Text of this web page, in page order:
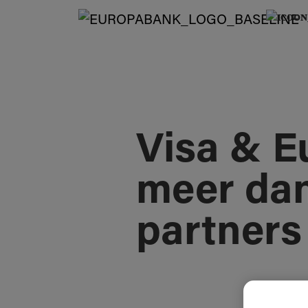
Visa &
meer
partners